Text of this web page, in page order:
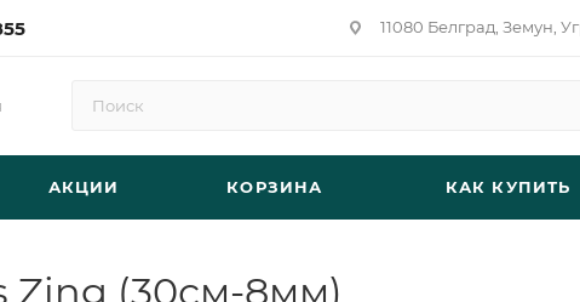
11080 Белград, Земун,
АКЦИИ КОРЗИНА КАК КУПИТЬ
Zing (30см-8мм)